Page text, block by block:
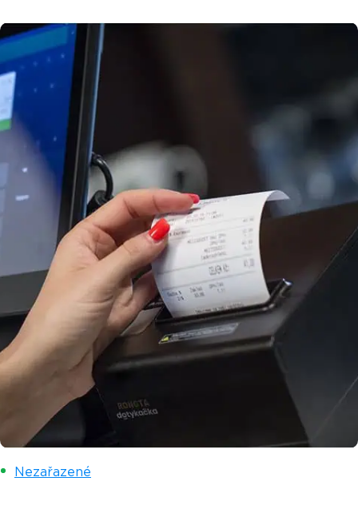
létat až do Řecka. Stačí se zastavit
v příjemném Fresh Greek bistru na Praze 6.
Jedná se o jednu ze čtyř poboček, která se jako
jediná specializuje právě […]
Nezařazené